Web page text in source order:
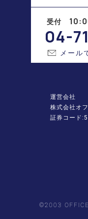
受付
04-
メール
運営会社
株式会社オ
証券コード
©2003